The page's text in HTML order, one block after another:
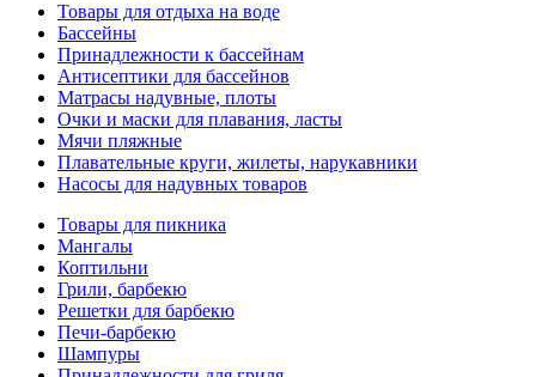
Товары для отдыха на воде
Бассейны
Принадлежности к бассейнам
Антисептики для бассейнов
Матраcы надувные, плоты
Очки и маски для плавания, ласты
Мячи пляжные
Плавательные круги, жилеты, нарукавники
Насосы для надувных товаров
Товары для пикника
Мангалы
Коптильни
Грили, барбекю
Решетки для барбекю
Печи-барбекю
Шампуры